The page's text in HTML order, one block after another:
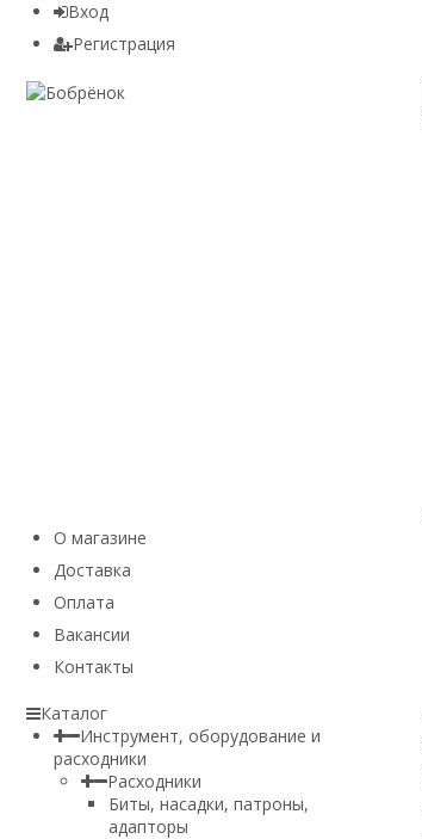
Вход
Регистрация
О магазине
Доставка
Оплата
Вакансии
Контакты
Каталог
Инструмент, оборудование и
расходники
Расходники
Биты, насадки, патроны,
адапторы